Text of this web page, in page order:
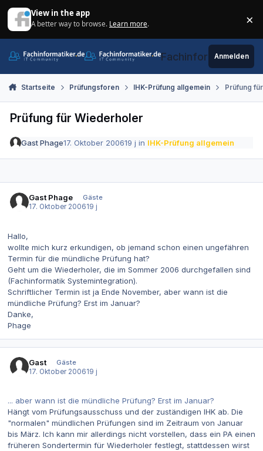
View in the app
A better way to browse. Learn more. ×
Fachinformatiker.de
Anmelden
Startseite Prüfungsforen IHK-Prüfung allgemein Prüfung
Prüfung für Wiederholer
Gast Phage17. Oktober 200619 j in IHK-Prüfung allgemein
Gast Phage
Gäste
17. Oktober 200619 j
Hallo,
wollte mich kurz erkundigen, ob jemand schon einen ungefähren
Termin für die mündliche Prüfung hat?
Geht um die Wiederholer, die im Sommer 2006 durchgefallen sind
(Fachinformatik Systemintegration).
Schriftlicher Termin ist ja Ende November, aber wann ist die
mündliche Prüfung? Erst im Januar?
Danke,
Phage
Gast
Gäste
17. Oktober 200619 j
... aber wann ist die mündliche Prüfung? Erst im Januar?
Hängt vom Prüfungsausschuss und der zuständigen IHK ab. Die
"normalen" mündlichen Prüfungen sind im Zeitraum von Januar
bis März. Ich kann mir allerdings nicht vorstellen, dass ein PA einen
früheren Sondertermin für Wiederholer festlegt, stattdessen wirst